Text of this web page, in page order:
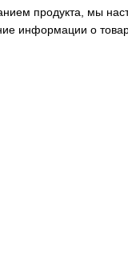
продукта, мы
информации о